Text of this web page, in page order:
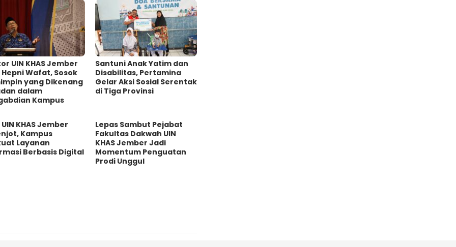
UIN KHAS Jember
Wafat, Sosok
yang Dikenang
dalam
Kampus
Santuni Anak Yatim dan
Disabilitas, Pertamina
Gelar Aksi Sosial Serentak
di Tiga Provinsi
UIN KHAS Jember
Kampus
Layanan
Berbasis Digital
Lepas Sambut Pejabat
Fakultas Dakwah UIN
KHAS Jember Jadi
Momentum Penguatan
Prodi Unggul